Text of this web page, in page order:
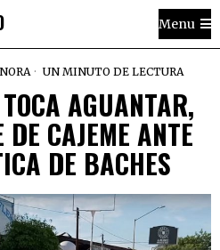
Menu
UN MINUTO DE LECTURA
AGUANTAR,
CAJEME ANTE
DE BACHES